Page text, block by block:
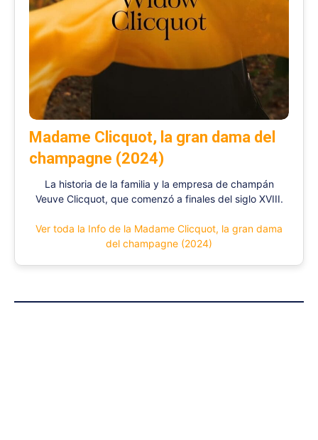
Madame Clicquot, la gran dama del
champagne (2024)
La historia de la familia y la empresa de champán
Veuve Clicquot, que comenzó a finales del siglo XVIII.
Ver toda la Info de la Madame Clicquot, la gran dama
del champagne (2024)